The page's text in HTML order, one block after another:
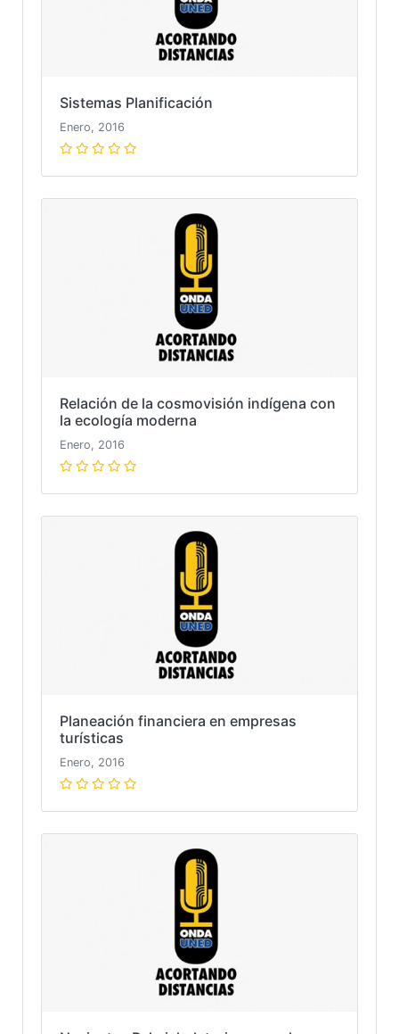
Sistemas Planificación
Enero, 2016
Relación de la cosmovisión indígena con
la ecología moderna
Enero, 2016
Planeación financiera en empresas
turísticas
Enero, 2016